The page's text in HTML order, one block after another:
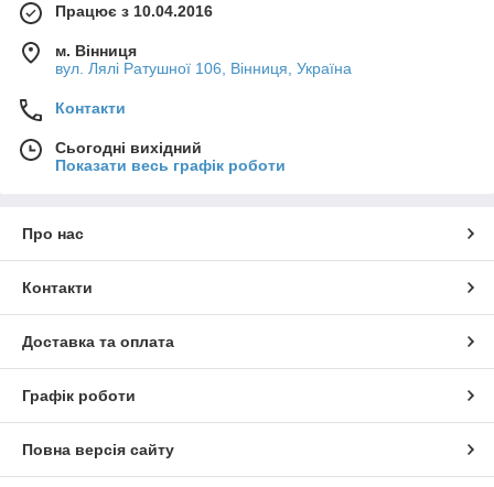
Працює з 10.04.2016
м. Вінниця
вул. Лялі Ратушної 106, Вінниця, Україна
Контакти
Сьогодні вихідний
Показати весь графік роботи
Про нас
Контакти
Доставка та оплата
Графік роботи
Повна версія сайту